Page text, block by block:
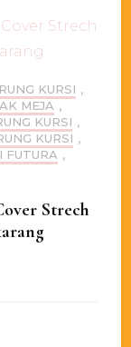
KURSI ,
MEJA ,
KURSI ,
KURSI ,
FUTURA ,
Strech